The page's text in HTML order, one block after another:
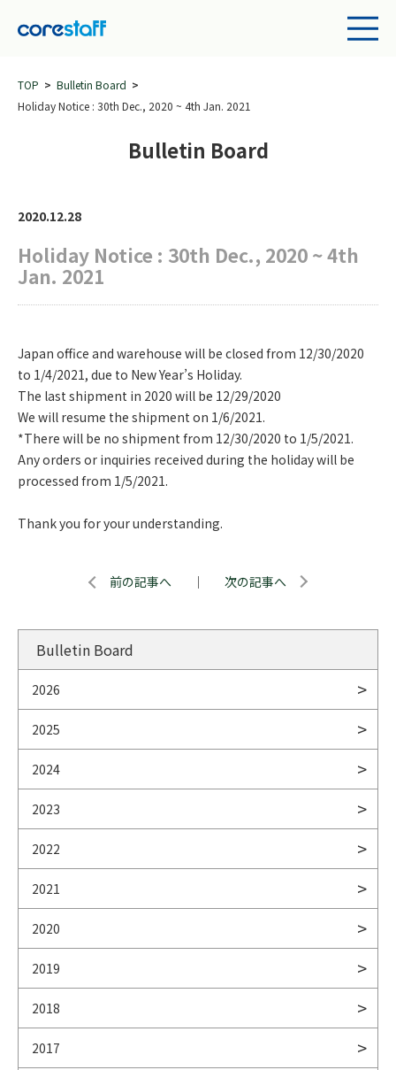
TOP
Bulletin Board
Holiday Notice : 30th Dec., 2020 ~ 4th Jan. 2021
Bulletin Board
2020.12.28
Holiday Notice : 30th Dec., 2020 ~ 4th
Jan. 2021
Japan office and warehouse will be closed from 12/30/2020
to 1/4/2021, due to New Year’s Holiday.
The last shipment in 2020 will be 12/29/2020
We will resume the shipment on 1/6/2021.
*There will be no shipment from 12/30/2020 to 1/5/2021.
Any orders or inquiries received during the holiday will be
processed from 1/5/2021.
Thank you for your understanding.
前の記事へ ｜ 次の記事へ
Bulletin Board
2026
2025
2024
2023
2022
2021
2020
2019
2018
2017